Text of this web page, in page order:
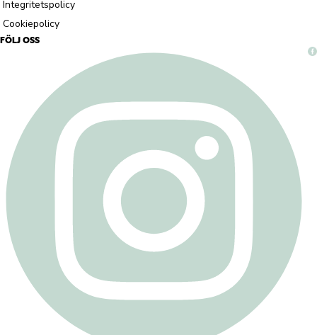
Integritetspolicy
Cookiepolicy
FÖLJ OSS